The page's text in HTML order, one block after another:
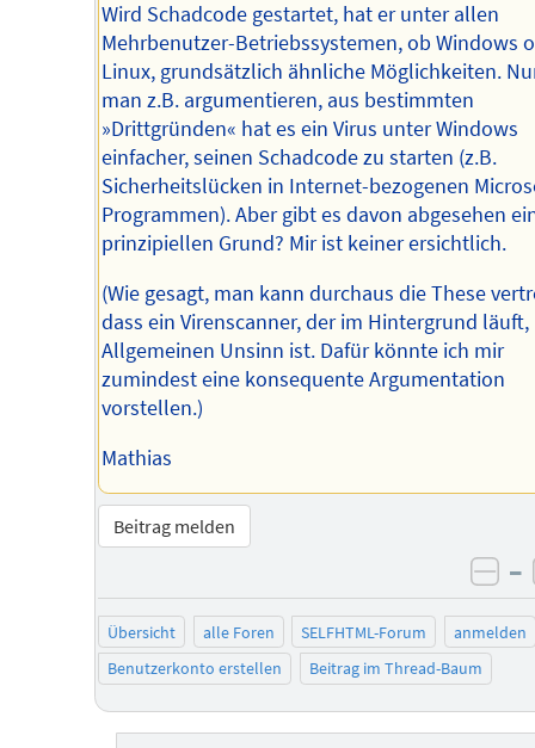
Wird Schadcode gestartet, hat er unter allen
Mehrbenutzer-Betriebssystemen, ob Windows
Linux, grundsätzlich ähnliche Möglichkeiten.
man z.B. argumentieren, aus bestimmten
»Drittgründen« hat es ein Virus unter Windows
einfacher, seinen Schadcode zu starten (z.B.
Sicherheitslücken in Internet-bezogenen
Programmen). Aber gibt es davon abgesehen
prinzipiellen Grund? Mir ist keiner ersichtlich.
(Wie gesagt, man kann durchaus die These
dass ein Virenscanner, der im Hintergrund läuft,
Allgemeinen Unsinn ist. Dafür könnte ich mir
zumindest eine konsequente Argumentation
vorstellen.)
Mathias
Beitrag melden
–
Übersicht alle Foren SELFHTML-Forum
anmelden
Benutzerkonto erstellen
Beitrag im Thread-Baum